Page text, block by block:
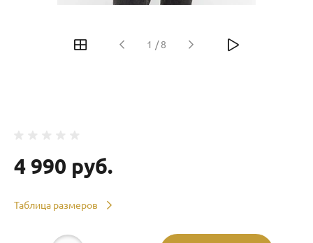
1 / 8
4 990 руб.
Таблица размеров